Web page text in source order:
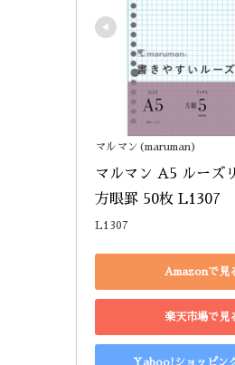
マルマン(maruman)
マルマン A5 ルーズ
方眼罫 50枚 L1307
L1307
Amazonで見
楽天市場で見
Yahoo!ショッピン